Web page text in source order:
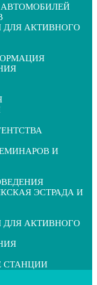
ДЛЯ АКТИВНОГО
И
ЭСТРАДА И
ДЛЯ АКТИВНОГО
СТАНЦИИ